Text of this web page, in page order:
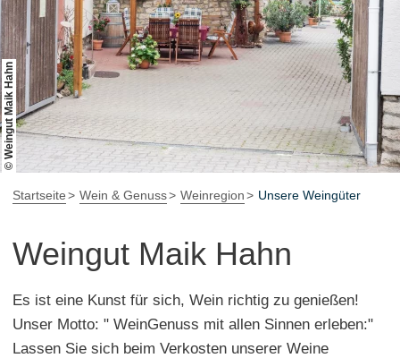
Veranstaltungen
Buchung & Service
Shop Karte
© Weingut Maik Hahn
Startseite Wein & Genuss Weinregion Unsere Weingüter
Weingut Maik Hahn
Es ist eine Kunst für sich, Wein richtig zu genießen!
Unser Motto: " WeinGenuss mit allen Sinnen erleben:"
Lassen Sie sich beim Verkosten unserer Weine